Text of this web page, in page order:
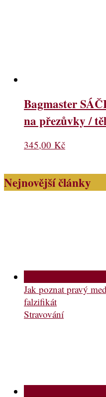
Bagmaster
na přezůvky /
345,00 Kč
Nejnovější články
Jak poznat pravý
falzifikát
Stravování